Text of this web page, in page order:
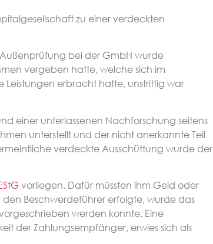
zu einer verdeckten
bei der GmbH wurde
vergeben hatte, welche sich im
Leistungen erbracht hatte, unstrittig war
einer unterlassenen Nachforschung seitens
unterstellt und der nicht anerkannte Teil
verdeckte Ausschüttung wurde der
vorliegen. Dafür müssten ihm Geld oder
Beschwerdeführer erfolgte, wurde das
werden konnte. Eine
der Zahlungsempfänger, erwies sich als